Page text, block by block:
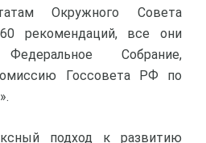
Окружного Совета
рекомендаций, все они
Собрание,
Госсовета РФ по
подход к развитию